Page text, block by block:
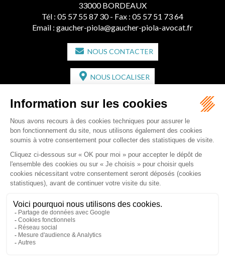
33000 BORDEAUX
Tél : 05 57 55 87 30 - Fax : 05 57 51 73 64
Email : gaucher-piola@gaucher-piola-avocat.fr
NOUS CONTACTER
NOUS LOCALISER
CABINET SECONDAIRE
2 bis Avenue de l'Europe
33350 ST MAGNE-DE-CASTILLON
Tél :05 57 55 87 30 - Fax : 05 57 51 73 64
Email :gaucher-piola@gaucher-piola-avocat.fr
NOUS CONTACTER
NOUS LOCALISER